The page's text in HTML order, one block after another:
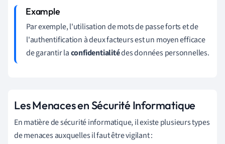
Par exemple, l'utilisation de mots de passe forts et de
l'authentification à deux facteurs est un moyen efficace
de garantir laconfidentialitédes données personnelles.
Les Menaces en Sécurité Informatique
En matière de sécurité informatique, il existe plusieurs types
de menaces auxquelles il faut être vigilant :